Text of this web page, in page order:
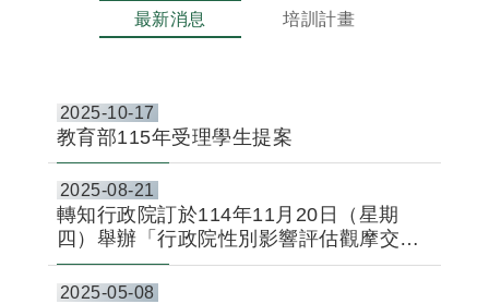
最新消息
培訓計畫
2025-10-17
教育部115年受理學生提案
2025-08-21
轉知行政院訂於114年11月20日（星期
四）舉辦「行政院性別影響評估觀摩交流
講習」，請鼓勵貴屬具性別平等專業之專
家學者報名參加，請查照。
2025-05-08